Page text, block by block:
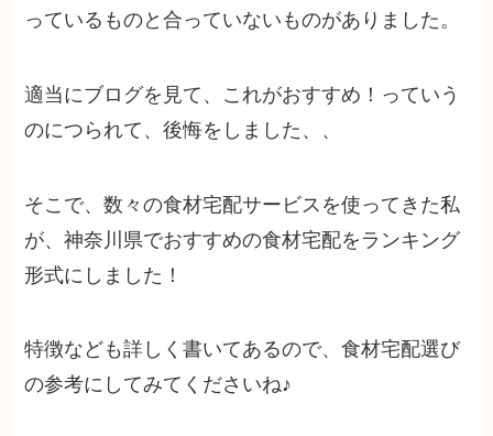
っているものと合っていないものがありました。
適当にブログを見て、これがおすすめ！っていう
のにつられて、後悔をしました、、
そこで、数々の食材宅配サービスを使ってきた私
が、神奈川県でおすすめの食材宅配をランキング
形式にしました！
特徴なども詳しく書いてあるので、食材宅配選び
の参考にしてみてくださいね♪